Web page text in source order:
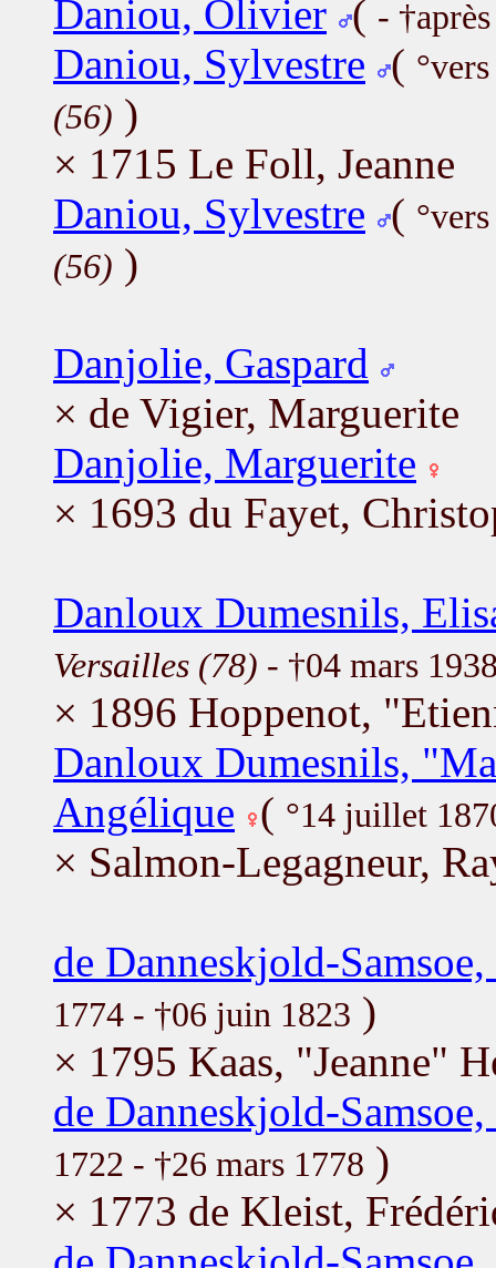
Daniou, Olivier ( -
Daniou, Sylvestre (
(56) )
× 1715 Le Foll, Jeanne
Daniou, Sylvestre (
(56) )
Danjolie, Gaspard
× de Vigier, Marguerite
Danjolie, Marguerite
× 1693 du Fayet,
Danloux Dumesnils,
Versailles (78) - †04 mars
× 1896 Hoppenot,
Danloux Dumesnils,
Angélique ( °14 juillet
× Salmon-Legagneur,
de Danneskjold-
1774 - †06 juin 1823 )
× 1795 Kaas, "Jeanne"
de Danneskjold-
1722 - †26 mars 1778 )
× 1773 de Kleist,